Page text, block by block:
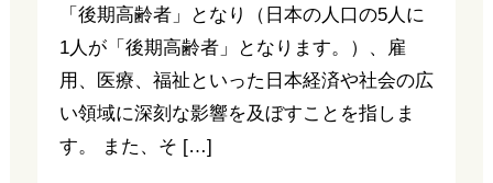
「後期高齢者」となり（日本の人口の5人に
1人が「後期高齢者」となります。）、雇
用、医療、福祉といった日本経済や社会の広
い領域に深刻な影響を及ぼすことを指しま
す。 また、そ […]